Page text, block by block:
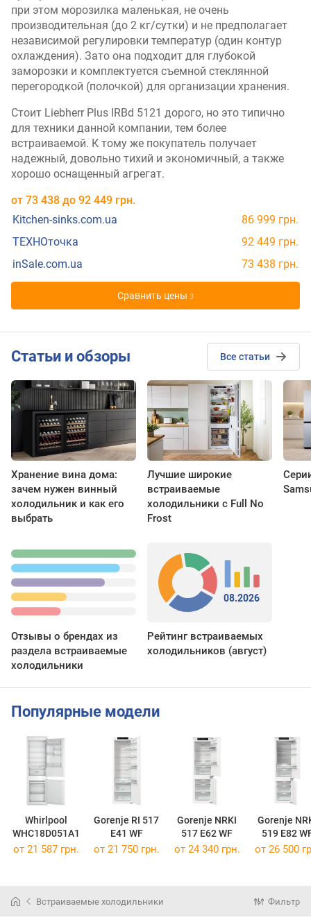
при этом морозилка маленькая, не очень
производительная (до 2 кг/сутки) и не предполагает
независимой регулировки температур (один контур
охлаждения). Зато она подходит для глубокой
заморозки и комплектуется съемной стеклянной
перегородкой (полочкой) для организации хранения.
Стоит Liebherr Plus IRBd 5121 дорого, но это типично
для техники данной компании, тем более
встраиваемой. К тому же покупатель получает
надежный, довольно тихий и экономичный, а также
хорошо оснащенный агрегат.
от 73 438 до 92 449 грн.
Kitchen-sinks.com.ua
86 999 грн.
ТЕХНОточка
92 449 грн.
inSale.com.ua
73 438 грн.
Cравнить цены 3
Cтатьи и обзоры Все статьи
Хранение вина дома:
зачем нужен винный
холодильник и как его
выбрать
Лучшие широкие
встраиваемые
холодильники с Full No
Frost
Отзывы о брендах из
раздела встраиваемые
холодильники
08.2026
Рейтинг встраиваемых
холодильников (август)
Популярные модели
Whirlpool
WHC18D051A1
Gorenje RI 517
E41 WF
Gorenje NRKI
517 E62 WF
Gorenje
519 E82
от 21 587 грн. от 21 750 грн. от 24 340 грн. от 26 500
Встраиваемые холодильники Фильтр